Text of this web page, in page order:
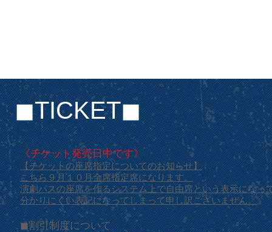
◼︎TICKET◼︎
《チケット発売日中です》
【チケットの座席指定についてのお知らせ】
こちら９月１０月全席指定席になります。
演劇パスの座席を作るシステム上で自由席という表示になっ
分かりにくい表記になってしまって申し訳ございません。
◼︎割引制度について